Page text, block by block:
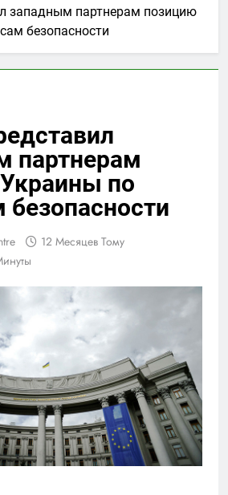
западным партнерам позицию
безопасности
партнерам
по
безопасности
12 Месяцев Тому